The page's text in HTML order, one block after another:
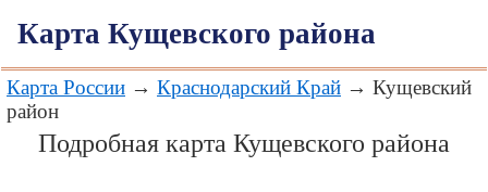
Карта Кущевского района
Карта России → Краснодарский Край → Кущевский
район
Подробная карта Кущевского района